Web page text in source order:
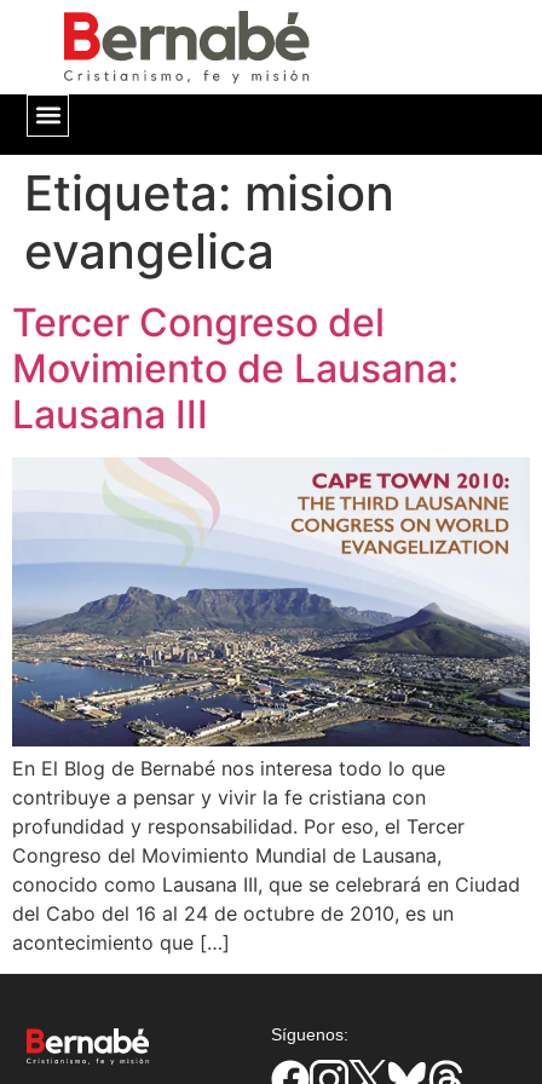
Etiqueta: mision
evangelica
Tercer Congreso del
Movimiento de Lausana:
Lausana III
En El Blog de Bernabé nos interesa todo lo que
contribuye a pensar y vivir la fe cristiana con
profundidad y responsabilidad. Por eso, el Tercer
Congreso del Movimiento Mundial de Lausana,
conocido como Lausana III, que se celebrará en Ciudad
del Cabo del 16 al 24 de octubre de 2010, es un
acontecimiento que […]
Síguenos: